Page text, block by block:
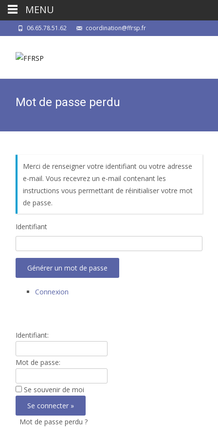
06.65.78.51.62 coordination@ffrsp.fr
Mot de passe perdu
Merci de renseigner votre identifiant ou votre adresse
e-mail. Vous recevrez un e-mail contenant les
instructions vous permettant de réinitialiser votre mot
de passe.
Identifiant
Générer un mot de passe
Connexion
Identifiant:
Mot de passe:
Se souvenir de moi
Mot de passe perdu ?
MENU